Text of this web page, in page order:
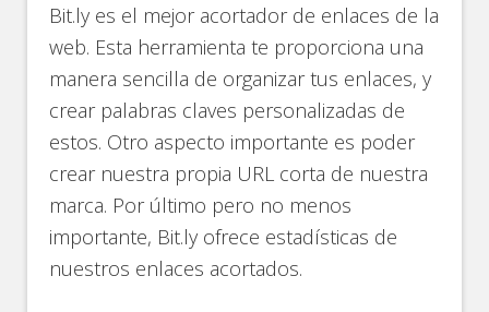
Bit.ly es el mejor acortador de enlaces de la
web. Esta herramienta te proporciona una
manera sencilla de organizar tus enlaces, y
crear palabras claves personalizadas de
estos. Otro aspecto importante es poder
crear nuestra propia URL corta de nuestra
marca. Por último pero no menos
importante, Bit.ly ofrece estadísticas de
nuestros enlaces acortados.